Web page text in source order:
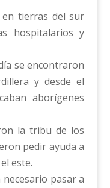
en tierras del sur
hospitalarios y
se encontraron
y desde el
aborígenes
la tribu de los
pedir ayuda a
este.
pasar a